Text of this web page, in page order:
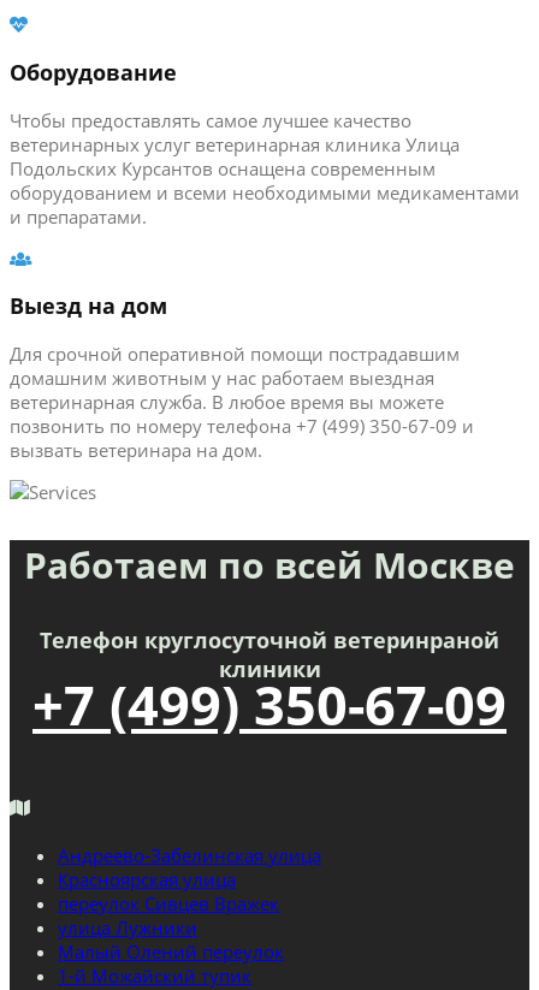
Оборудование
Чтобы предоставлять самое лучшее качество
ветеринарных услуг ветеринарная клиника Улица
Подольских Курсантов оснащена современным
оборудованием и всеми необходимыми медикаментами
и препаратами.
Выезд на дом
Для срочной оперативной помощи пострадавшим
домашним животным у нас работаем выездная
ветеринарная служба. В любое время вы можете
позвонить по номеру телефона +7 (499) 350-67-09 и
вызвать ветеринара на дом.
Работаем по всей Москве
Телефон круглосуточной ветеринраной
клиники
+7 (499) 350-67-09
Андреево-Забелинская улица
Красноярская улица
переулок Сивцев Вражек
улица Лужники
Малый Олений переулок
1-й Можайский тупик